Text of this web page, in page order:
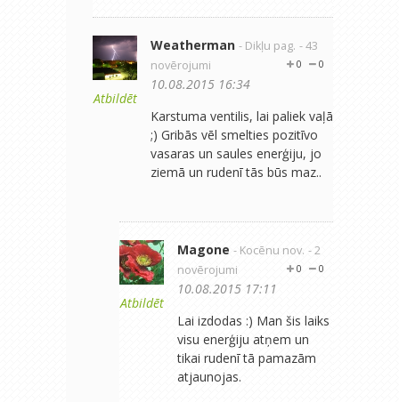
Atbildēt
Weatherman - Dikļu pag. - 43
novērojumi
0
0
10.08.2015 16:34
Karstuma ventilis, lai paliek vaļā
;) Gribās vēl smelties pozitīvo
vasaras un saules enerģiju, jo
ziemā un rudenī tās būs maz..
Atbildēt
Magone - Kocēnu nov. - 2
novērojumi
0
0
10.08.2015 17:11
Lai izdodas :) Man šis laiks
visu enerģiju atņem un
tikai rudenī tā pamazām
atjaunojas.